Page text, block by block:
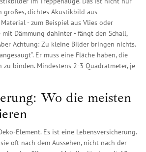
großes, dichtes Akustikbild aus
- zum Beispiel aus Vlies oder
Dämmung dahinter - fängt den Schall,
Achtung: Zu kleine Bilder bringen nichts.
Er muss eine Fläche haben, die
binden. Mindestens 2-3 Quadratmeter, je
Wo die meisten
Element. Es ist eine Lebensversicherung.
oft nach dem Aussehen, nicht nach der